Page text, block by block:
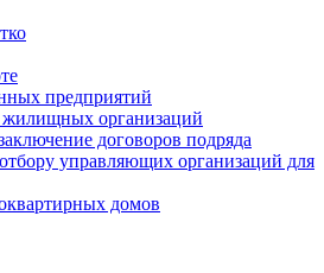
предприятий
организаций
договоров подряда
управляющих организаций для
домов